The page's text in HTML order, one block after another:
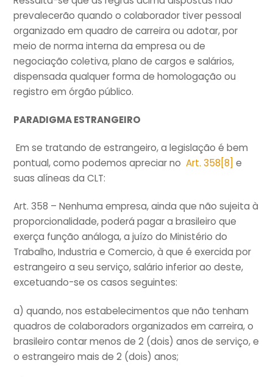
prevalecerão quando o colaborador tiver pessoal
organizado em quadro de carreira ou adotar, por
meio de norma interna da empresa ou de
negociação coletiva, plano de cargos e salários,
dispensada qualquer forma de homologação ou
registro em órgão público.
PARADIGMA ESTRANGEIRO
Em se tratando de estrangeiro, a legislação é bem
pontual, como podemos apreciar no Art. 358 [8] e
suas alíneas da CLT:
Art. 358 – Nenhuma empresa, ainda que não sujeita à
proporcionalidade, poderá pagar a brasileiro que
exerça função análoga, a juízo do Ministério do
Trabalho, Industria e Comercio, à que é exercida por
estrangeiro a seu serviço, salário inferior ao deste,
excetuando-se os casos seguintes:
a) quando, nos estabelecimentos que não tenham
quadros de colaboradors organizados em carreira, o
brasileiro contar menos de 2 (dois) anos de serviço, e
o estrangeiro mais de 2 (dois) anos;